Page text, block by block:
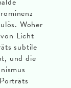
Woher
Licht
subtile
und die